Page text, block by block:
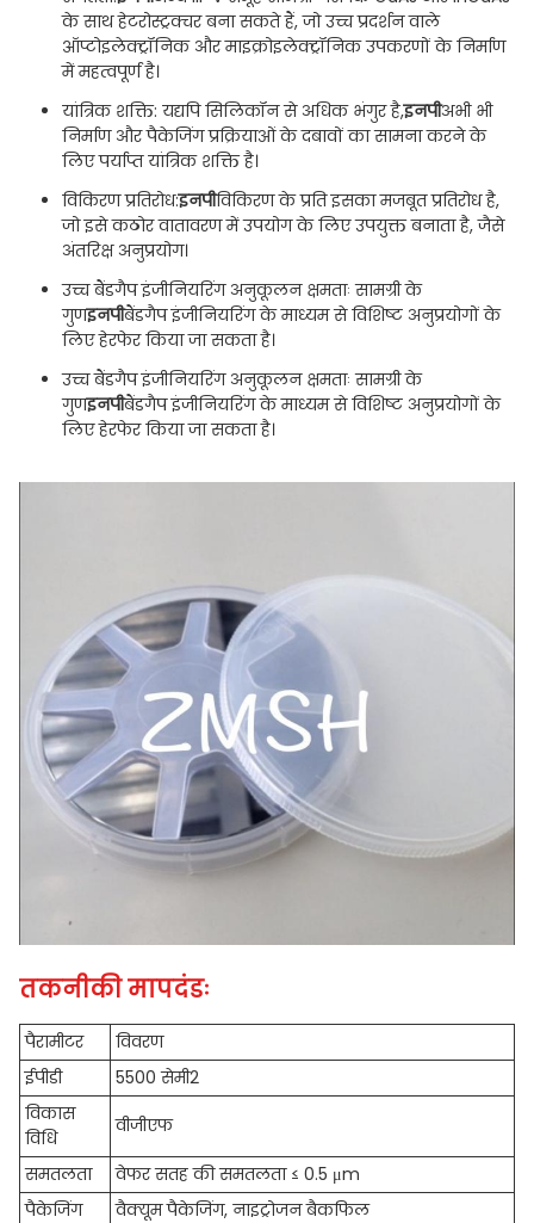
के साथ हेटरोस्ट्रक्चर बना सकते हैं, जो उच्च प्रदर्शन वाले
ऑप्टोइलेक्ट्रॉनिक और माइक्रोइलेक्ट्रॉनिक उपकरणों के निर्माण
में महत्वपूर्ण है।
यांत्रिक शक्ति: यद्यपि सिलिकॉन से अधिक भंगुर है,इनपीअभी भी
निर्माण और पैकेजिंग प्रक्रियाओं के दबावों का सामना करने के
लिए पर्याप्त यांत्रिक शक्ति है।
विकिरण प्रतिरोध:इनपीविकिरण के प्रति इसका मजबूत प्रतिरोध है,
जो इसे कठोर वातावरण में उपयोग के लिए उपयुक्त बनाता है, जैसे
अंतरिक्ष अनुप्रयोग।
उच्च बैंडगैप इंजीनियरिंग अनुकूलन क्षमताः सामग्री के
गुणइनपीबैंडगैप इंजीनियरिंग के माध्यम से विशिष्ट अनुप्रयोगों के
लिए हेरफेर किया जा सकता है।
उच्च बैंडगैप इंजीनियरिंग अनुकूलन क्षमताः सामग्री के
गुणइनपीबैंडगैप इंजीनियरिंग के माध्यम से विशिष्ट अनुप्रयोगों के
लिए हेरफेर किया जा सकता है।
तकनीकी मापदंडः
पैरामीटर
विवरण
ईपीडी
5500 सेमी2
विकास
विधि
वीजीएफ
समतलता
वेफर सतह की समतलता ≤ 0.5 μm
पैकेजिंग
वैक्यूम पैकेजिंग, नाइट्रोजन बैकफिल